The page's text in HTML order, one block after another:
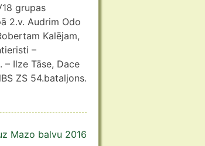
grupas
2.v. Audrim Odo
Kalējam,
–
– Ilze Tāse, Dace
ZS 54.bataljons.
Mazo balvu 2016